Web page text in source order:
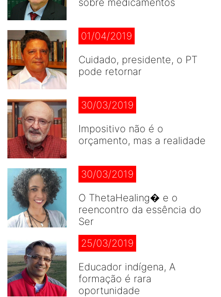
sobre medicamentos
01/04/2019
Cuidado, presidente, o PT
pode retornar
30/03/2019
Impositivo não é o
orçamento, mas a realidade
30/03/2019
O ThetaHealing� e o
reencontro da essência do
Ser
25/03/2019
Educador indígena, A
formação é rara
oportunidade